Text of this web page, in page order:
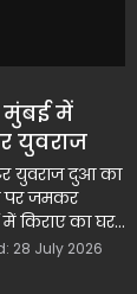
मुंबई में
वायरल
युवराज दुआ का
पर जमकर
किराए का घर
अंदाज में शेयर
में कहा कि
28 July 2026